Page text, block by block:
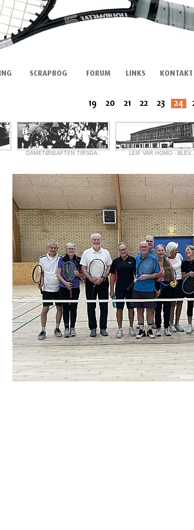
DAMETØSEAFTEN TIRSDA.. LEIF VAR HOMO - BLEV..